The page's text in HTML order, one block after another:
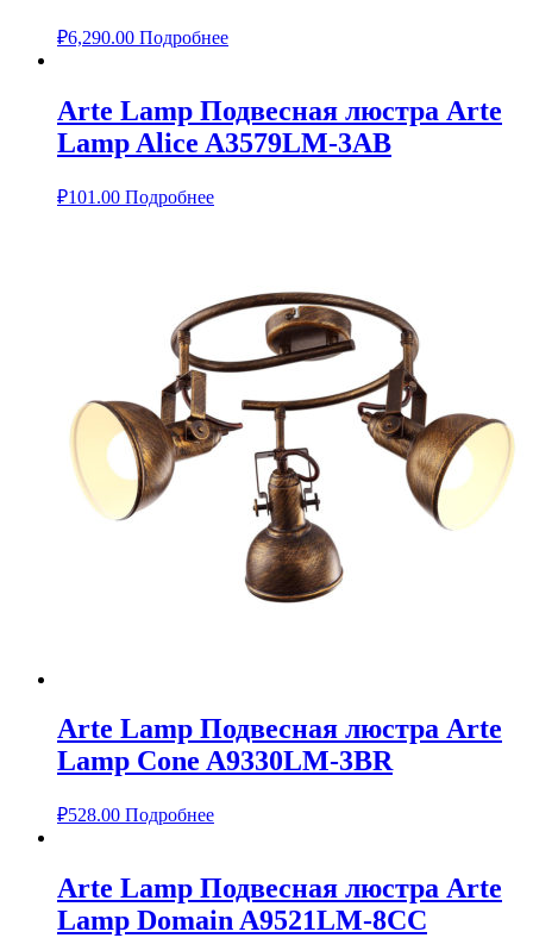
₽6,290.00 Подробнее
Arte Lamp Подвесная люстра Arte
Lamp Alice A3579LM-3AB
₽101.00 Подробнее
Arte Lamp Подвесная люстра Arte
Lamp Cone A9330LM-3BR
₽528.00 Подробнее
Arte Lamp Подвесная люстра Arte
Lamp Domain A9521LM-8CC